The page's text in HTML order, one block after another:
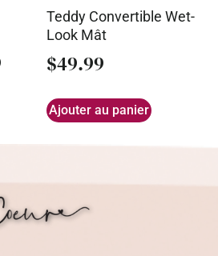
Teddy Convertible Wet-
Look Mât
$49.99
Ajouter au panier